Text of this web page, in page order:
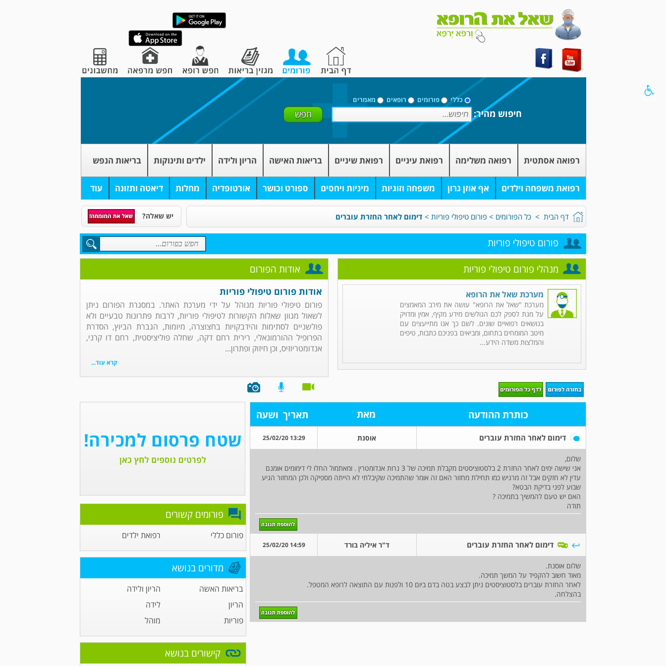
כללי פורומים רופאים מאמרים
חיפוש מהיר:
רפואה אסתטית רפואה משלימה רפואת עיניים רפואת שיניים בריאות האישה הריון ולידה ילדים ותינוקות בריאות הנפש
רפואת משפחה וילדים אף אוזן גרון משפחה וזוגיות מיניות ויחסים ספורט וכושר אורטופדיה מחלות דיאטה ותזונה עוד
דף הבית > כל הפורומים > פורום טיפולי פוריות > דימום לאחר החזרת עוברים יש שאלה?
פורום טיפולי פוריות
אודות הפורום
אודות פורום טיפולי פוריות
פורום טיפולי פוריות מנוהל על ידי מערכת האתר. במסגרת הפורום ניתן
לשאול מגוון שאלות הקשורות לטיפולי פוריות, לרבות פתרונות טבעיים ולא
פולשניים לסתימות והידבקויות בחצוצרה, מיומות, הגברת הביוץ, הסדרת
הפרופיל ההורמונאלי, רירית רחם דקה, שחלה פוליציסטית, רחם דו קרני,
אנדומטריוזיס, וכן חיזוק ופתרון...
קרא עוד...
מנהלי פורום טיפולי פוריות
מערכת שאל את הרופא
מערכת "שאל את הרופא" עושה את מירב המאמצים
על מנת לספק לכם הגולשים מידע מקיף, אמין ומדויק
בנושאים רפואיים שונים. לשם כך אנו מתייעצים עם
מיטב המומחים בתחום, ומביאים בפניכם כתבות, טיפים
והמלצות משדה הידע...
כותרת ההודעה מאת תאריך ושעה
דימום לאחר החזרת עוברים אוסנת 13:29 25/02/20
שלום,
אני שישה ימים לאחר החזרת 2 בלסטוציסטים מקבלת תמיכה של 3 נרות אנדומטרין . ומאתמול החלו לי דימומים אומנם
עדין לא חזקים אבל זה מרגיש כמו תחילת מחזור האם זה אומר שהתמיכה שקיבלתי לא הייתה מספיקה ולכן המחזור הגיע
שבוע לפני בדיקת הבטא?
האם יש טעם להמשיך בתמיכה ?
תודה
דימום לאחר החזרת עוברים ד"ר איליה בורד 14:59 25/02/20
שלום אוסנת.
מאוד חשוב להקפיד על המשך תמיכה.
לאחר החזרת עוברים בלסטוציסטים ניתן לבצע בטה בדם ביום 10 ולפנות עם התוצאה לרופא המטפל.
בהצלחה.
פורומים קשורים
פורום כללי רפואת ילדים
מדורים בנושא
בריאות האשה
הריון ולידה
הריון
לידה
פוריות
מוהל
קישורים בנושא